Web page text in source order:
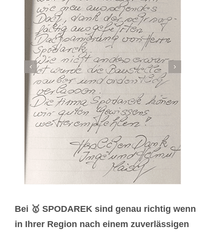
Bei 🥇 SPODAREK sind genau richtig wenn
in Ihrer Region nach einem zuverlässigen